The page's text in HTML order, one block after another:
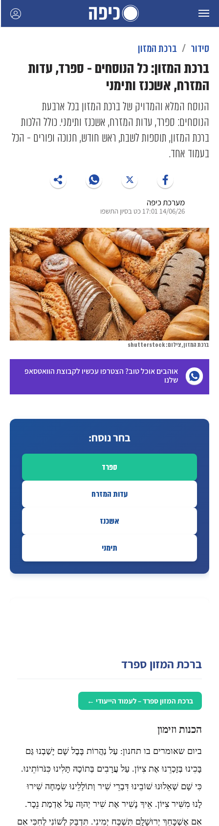
סידור ברכת המזון
ברכת המזון: כל הנוסחים - ספרד, עדות
המזרח, אשכנז ותימני
הנוסח המלא והמדויק של ברכת המזון בכל ארבעת
הנוסחים: ספרד, עדות המזרח, אשכנז ותימני. כולל הלכות
ברכת המזון, תוספות לשבת, ראש חודש, חנוכה ופורים - הכל
בעמוד אחד.
מערכת כיפה
14/06/26 17:01 כט בסיון התשפו
ברכת המזון, צילום: shutterstock
אוהבים אוכל טוב? הצטרפו עכשיו לקבוצת הוואטסאפ
שלנו
בחר נוסח:
ספרד
עדות המזרח
אשכנז
תימני
ברכת המזון ספרד
ברכת המזון ספרד – לעמוד הייעודי ←
הכנות וזימון
ביום שאומרים בו תחנון: עַל נַהֲרוֹת בָּבֶל שָׁם יָשַׁבְנוּ גַּם
בָּכִינוּ בְּזָכְרֵנוּ אֶת צִיּוֹן. עַל עֲרָבִים בְּתוֹכָהּ תָּלִינוּ כִּנֹּרוֹתֵינוּ.
כִּי שָׁם שְׁאֵלוּנוּ שׁוֹבֵינוּ דִּבְרֵי שִׁיר וְתוֹלָלֵינוּ שִׂמְחָה שִׁירוּ
לָנוּ מִשִּׁיר צִיּוֹן. אֵיךְ נָשִׁיר אֶת שִׁיר יְהוָה עַל אַדְמַת נֵכָר.
אִם אֶשְׁכָּחֵךְ יְרוּשָׁלָ‍ִם תִּשְׁכַּח יְמִינִי. תִּדְבַּק לְשׁוֹנִי לְחִכִּי אִם